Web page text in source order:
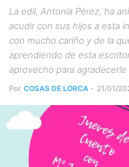
La edil, Antonia Pérez, ha
acudir con sus hijos a esta
con mucho cariño y de la
aprendiendo de esta
aprovecho para agradecerle
Por COSAS DE LORCA - 21/01/